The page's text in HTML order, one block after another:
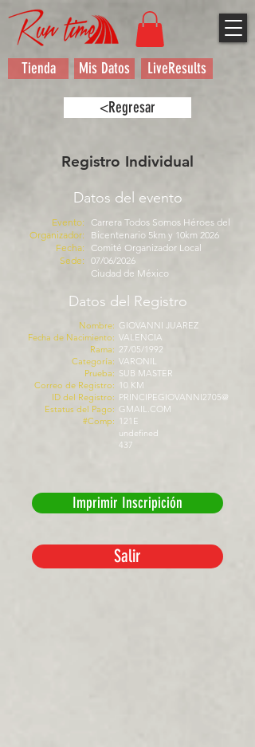
Tienda Mis Datos LiveResults
<Regresar
Registro Individual
Datos del evento
Evento:
Organizador:
Fecha:
Sede:
Carrera Todos Somos Héroes del
Bicentenario 5km y 10km 2026
Comité Organizador Local
07/06/2026
Ciudad de México
Datos del Registro
Nombre:
Fecha de Nacimiento:
Rama:
Categoría:
Prueba:
Correo de Registro:
ID del Registro:
Estatus del Pago:
#Comp:
GIOVANNI JUAREZ
VALENCIA
27/05/1992
VARONIL
SUB MASTER
10 KM
PRINCIPEGIOVANNI2705@
GMAIL.COM
121E
undefined
437
Imprimir Inscripición
Salir